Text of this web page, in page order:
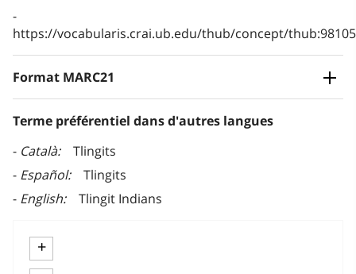
https://vocabularis.crai.ub.edu/thub/concept/
Format MARC21
Terme préférentiel dans d'autres langues
Català
Tlingits
Español
Tlingits
English
Tlingit Indians
+